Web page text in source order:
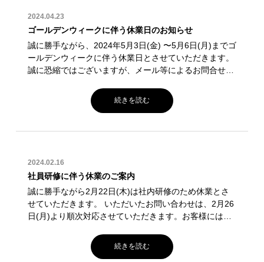
2024.04.23
ゴールデンウィークに伴う休業日のお知らせ
誠に勝手ながら、2024年5月3日(金) 〜5月6日(月)までゴ
ールデンウィークに伴う休業日とさせていただきます。
誠に恐縮ではございますが、メール等によるお問合せに
ただきます。 お客様にはご不便をお掛け致しますが、何
卒ご理解・ご協力をいただけますようお願い申し上げま
続きを読む
2024.02.16
社員研修に伴う休業のご案内
誠に勝手ながら2月22日(木)は社内研修のため休業とさ
せていただきます。 いただいたお問い合わせは、2月26
日(月)より順次対応させていただきます。お客様にはご
だけますようお願い申し上げます。
続きを読む